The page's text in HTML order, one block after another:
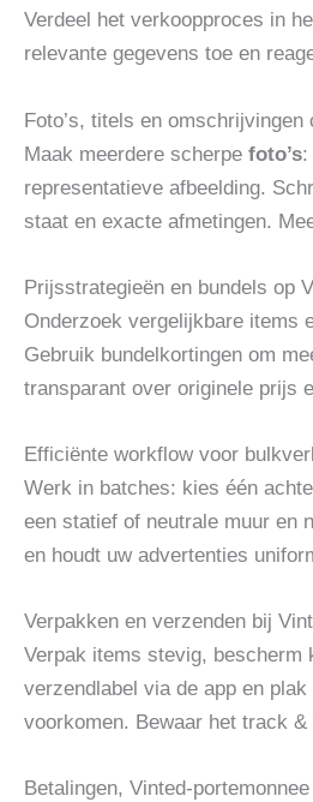
Verdeel het verkoopproces in
relevante gegevens toe en
Foto’s, titels en
Maak meerdere scherpe foto’s:
representatieve afbeelding.
staat en exacte afmetingen.
Prijsstrategieën en bundels op
Onderzoek vergelijkbare items
Gebruik bundelkortingen om
transparant over originele prijs
Efficiënte workflow voor
Werk in batches: kies één
een statief of neutrale muur en
en houdt uw advertenties
Verpakken en verzenden bij
Verpak items stevig, bescherm
verzendlabel via de app en
voorkomen. Bewaar het track
Betalingen, Vinted-